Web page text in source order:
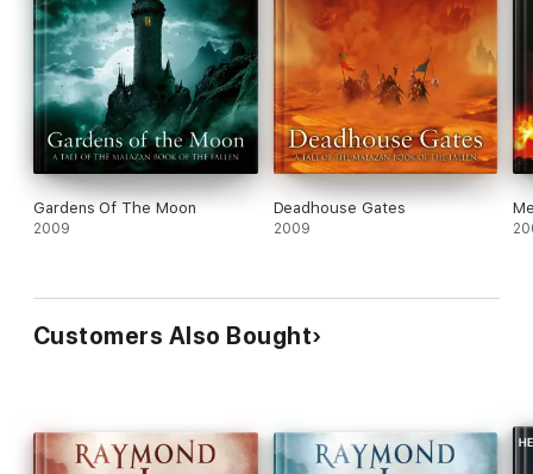
Gardens Of The Moon
2009
Deadhouse Gates
2009
Customers Also Bought